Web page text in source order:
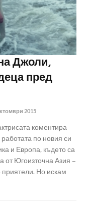
Джоли,
пред
2015
коментира
по новия си
и Европа, където са
от Югоизточна Азия –
приятели. Но искам